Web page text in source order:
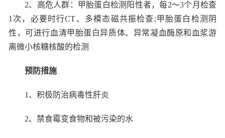
2、高危人群：甲胎蛋白检测阳性者，每2～3个月检查
1 次，必要时行CT、多模态磁共振检查; 甲胎蛋白检测阴
性，可进行血清甲胎蛋白异质体、异常凝血酶原和血浆游
离微小核糖核酸的检测
预防措施
1 、积极防治病毒性肝炎
2、禁食霉变食物和被污染的水